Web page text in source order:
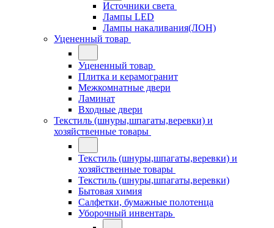
Источники света
Лампы LED
Лампы накаливания(ЛОН)
Уцененный товар
Уцененный товар
Плитка и керамогранит
Межкомнатные двери
Ламинат
Входные двери
Текстиль (шнуры,шпагаты,веревки) и
хозяйственные товары
Текстиль (шнуры,шпагаты,веревки) и
хозяйственные товары
Текстиль (шнуры,шпагаты,веревки)
Бытовая химия
Салфетки, бумажные полотенца
Уборочный инвентарь